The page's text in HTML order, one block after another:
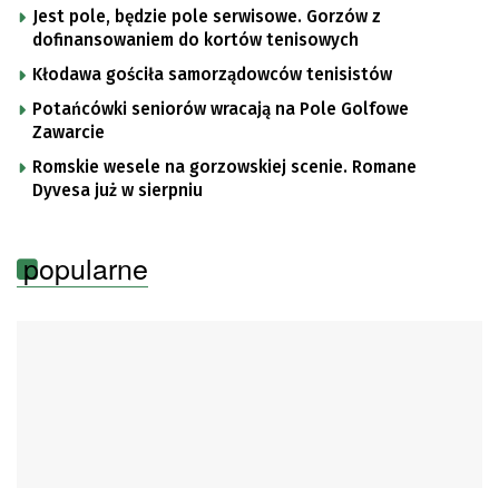
Jest pole, będzie pole serwisowe. Gorzów z
dofinansowaniem do kortów tenisowych
Kłodawa gościła samorządowców tenisistów
Potańcówki seniorów wracają na Pole Golfowe
Zawarcie
Romskie wesele na gorzowskiej scenie. Romane
Dyvesa już w sierpniu
popularne